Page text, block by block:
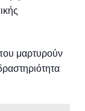
μαρτυρούν